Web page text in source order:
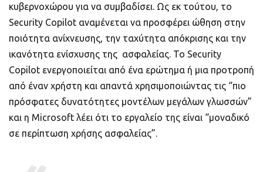
κυβερνοχώρου για να συμβαδίσει. Ως εκ τούτου, το
Security Copilot αναμένεται να προσφέρει ώθηση στην
ποιότητα ανίχνευσης, την ταχύτητα απόκρισης και την
ικανότητα ενίσχυσης της ασφαλείας. Το Security
Copilot ενεργοποιείται από ένα ερώτημα ή μια προτροπή
από έναν χρήστη και απαντά χρησιμοποιώντας τις “πιο
πρόσφατες δυνατότητες μοντέλων μεγάλων γλωσσών”
και η Microsoft λέει ότι το εργαλείο της είναι “μοναδικό
σε περίπτωση χρήσης ασφαλείας”.